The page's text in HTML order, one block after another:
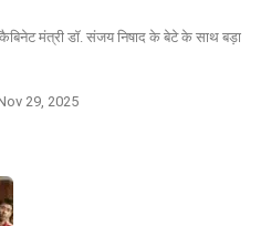
मंत्री डॉ. संजय निषाद के बेटे के साथ बड़ा
29, 2025